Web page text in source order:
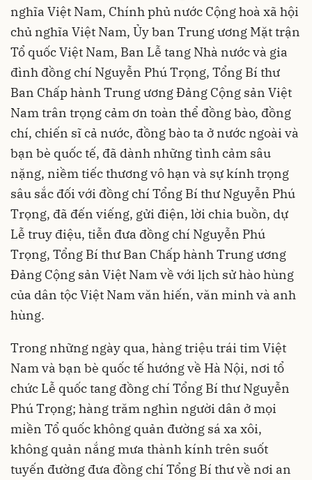
nghĩa Việt Nam, Chính phủ nước Cộng hoà xã hội
chủ nghĩa Việt Nam, Ủy ban Trung ương Mặt trận
Tổ quốc Việt Nam, Ban Lễ tang Nhà nước và gia
đình đồng chí Nguyễn Phú Trọng, Tổng Bí thư
Ban Chấp hành Trung ương Đảng Cộng sản Việt
Nam trân trọng cảm ơn toàn thể đồng bào, đồng
chí, chiến sĩ cả nước, đồng bào ta ở nước ngoài và
bạn bè quốc tế, đã dành những tình cảm sâu
nặng, niềm tiếc thương vô hạn và sự kính trọng
sâu sắc đối với đồng chí Tổng Bí thư Nguyễn Phú
Trọng, đã đến viếng, gửi điện, lời chia buồn, dự
Lễ truy điệu, tiễn đưa đồng chí Nguyễn Phú
Trọng, Tổng Bí thư Ban Chấp hành Trung ương
Đảng Cộng sản Việt Nam về với lịch sử hào hùng
của dân tộc Việt Nam văn hiến, văn minh và anh
hùng.
Trong những ngày qua, hàng triệu trái tim Việt
Nam và bạn bè quốc tế hướng về Hà Nội, nơi tổ
chức Lễ quốc tang đồng chí Tổng Bí thư Nguyễn
Phú Trọng; hàng trăm nghìn người dân ở mọi
miền Tổ quốc không quản đường sá xa xôi,
không quản nắng mưa thành kính trên suốt
tuyến đường đưa đồng chí Tổng Bí thư về nơi an